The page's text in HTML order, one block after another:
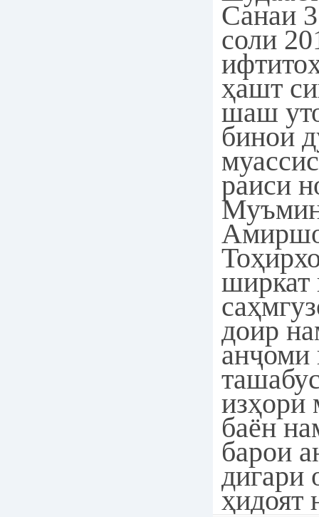
Санаи
соли
ҳашт
шаш
бинои
раиси
ширкат
доир
анҷоми
изҳори
баён
барои
дигари
ҳидоят